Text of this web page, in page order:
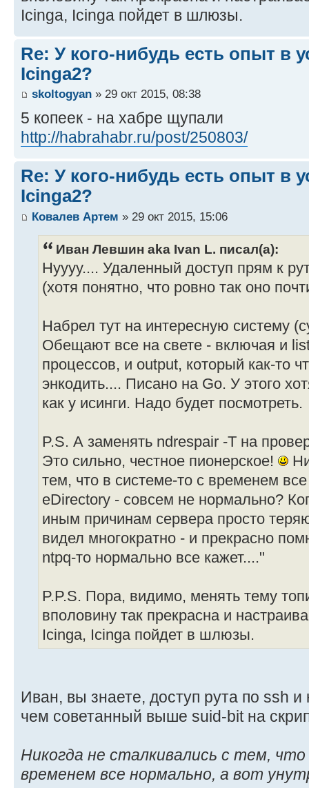
Icinga, Icinga пойдет в шлюзы.
Re: У кого-нибудь есть опыт в
Icinga2?
skoltogyan » 29 окт 2015, 08:38
5 копеек - на хабре щупали
http://habrahabr.ru/post/250803/
Re: У кого-нибудь есть опыт в
Icinga2?
Ковалев Артем » 29 окт 2015, 15:06
Иван Левшин aka Ivan L. писал(а):
Нуууу.... Удаленный доступ прям к
(хотя понятно, что ровно так оно
Набрел тут на интересную систему
Обещают все на свете - включая и
процессов, и output, который как-то
энкодить.... Писано на Go. У этого
как у исинги. Надо будет посмотреть.
P.S. А заменять ndrespair -T на
Это сильно, честное пионерское!
тем, что в системе-то с временем
eDirectory - совсем не нормально?
иным причинам сервера просто
видел многократно - и прекрасно
ntpq-то нормально все кажет...."
P.P.S. Пора, видимо, менять тему
вполовину так прекрасна и
Icinga, Icinga пойдет в шлюзы.
Иван, вы знаете, доступ рута по ssh и
чем советанный выше suid-bit на
Никогда не сталкивались с тем,
временем все нормально, а вот